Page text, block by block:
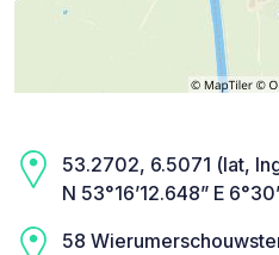
53.2702, 6.5071 (lat,
N 53°16’12.648” E
58